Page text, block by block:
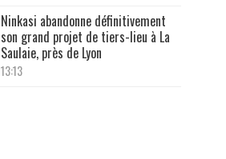
Ninkasi abandonne définitivement
son grand projet de tiers-lieu à La
Saulaie, près de Lyon
13:13